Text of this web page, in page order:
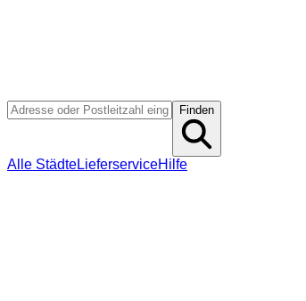
Finden
Alle StädteLieferserviceHilfe